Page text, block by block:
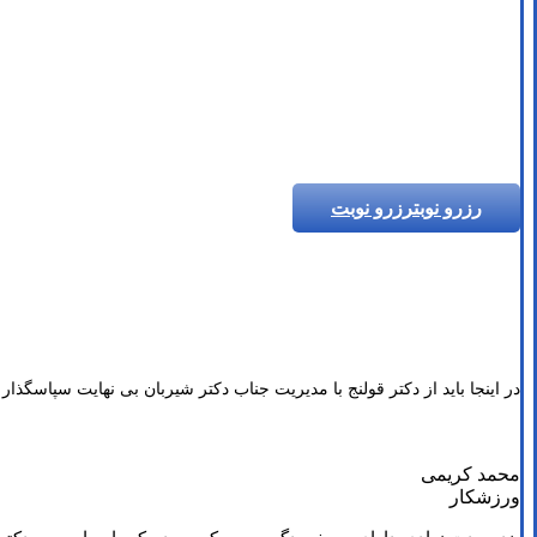
رزرو نوبترزرو نوبت
در اینجا باید از دکتر قولنج با مدیریت جناب دکتر شیربان بی نهایت سپاسگذار
محمد کریمی
ورزشکار